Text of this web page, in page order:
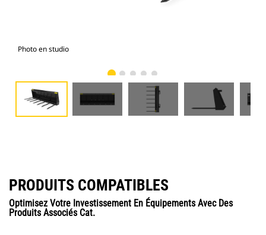
Photo en studio
PRODUITS COMPATIBLES
Optimisez Votre Investissement En Équipements Avec Des
Produits Associés Cat.